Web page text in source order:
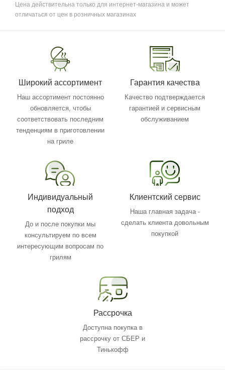
Цена действительна только для интернет-магазина и может
отличаться от цен в розничных магазинах
Широкий ассортимент
Наш ассортимент постоянно
обновляется, чтобы
соответствовать последним
тенденциям в приготовлении
на гриле
Гарантия качества
Качество подтверждается
гарантией и сервисным
обслуживанием
Индивидуальный
подход
До и после покупки мы
консультируем по всем
интересующим вопросам по
грилям
Клиентский сервис
Наша главная задача -
сделать клиента довольным
покупкой
Рассрочка
Доступна покупка в
рассрочку от СБЕР и
Тинькофф